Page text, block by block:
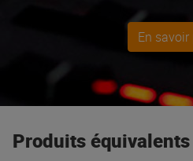
marque. Les Batteries V-
TD-27KVX et TD-07KX), les
accordéons numériques et
avec le fameux CUBE
et prenez le meilleur là où il
En
Produits équivalents